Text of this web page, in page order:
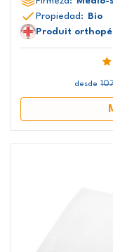
Propiedad: Bio
Produit
desde